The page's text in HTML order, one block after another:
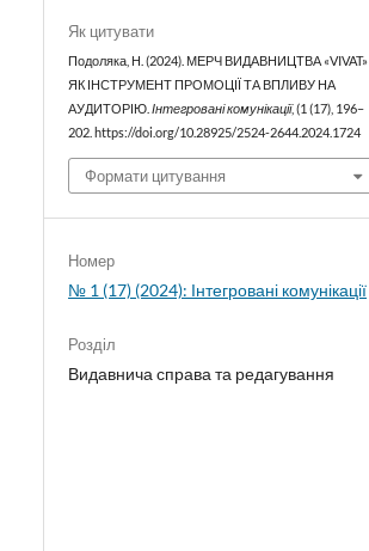
Як цитувати
Подоляка, Н. (2024). МЕРЧ ВИДАВНИЦТВА «VIVAT»
ЯК ІНСТРУМЕНТ ПРОМОЦІЇ ТА ВПЛИВУ НА
АУДИТОРІЮ.Інтегровані комунікації, (1 (17), 196–
202. https://doi.org/10.28925/2524-2644.2024.1724
Формати цитування
Номер
№ 1 (17) (2024): Інтегровані комунікації
Розділ
Видавнича справа та редагування